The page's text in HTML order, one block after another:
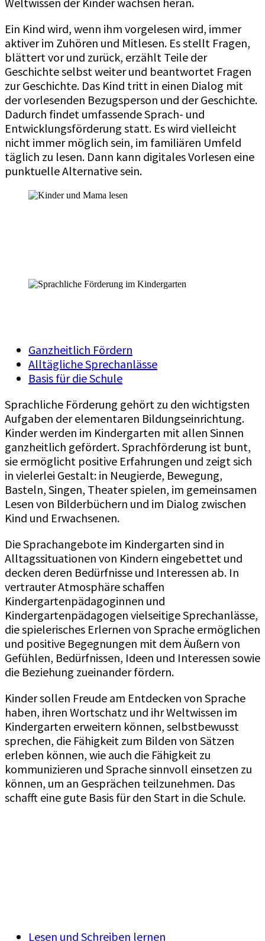
Ein Kind wird, wenn ihm vorgelesen wird, immer
aktiver im Zuhören und Mitlesen. Es stellt Fragen,
blättert vor und zurück, erzählt Teile der
Geschichte selbst weiter und beantwortet Fragen
zur Geschichte. Das Kind tritt in einen Dialog mit
der vorlesenden Bezugsperson und der Geschichte.
Dadurch findet umfassende Sprach- und
Entwicklungsförderung statt. Es wird vielleicht
nicht immer möglich sein, im familiären Umfeld
täglich zu lesen. Dann kann digitales Vorlesen eine
punktuelle Alternative sein.
Ganzheitlich Fördern
Alltägliche Sprechanlässe
Basis für die Schule
Sprachliche Förderung gehört zu den wichtigsten
Aufgaben der elementaren Bildungseinrichtung.
Kinder werden im Kindergarten mit allen Sinnen
ganzheitlich gefördert. Sprachförderung ist bunt,
sie ermöglicht positive Erfahrungen und zeigt sich
in vielerlei Gestalt: in Neugierde, Bewegung,
Basteln, Singen, Theater spielen, im gemeinsamen
Lesen von Bilderbüchern und im Dialog zwischen
Kind und Erwachsenen.
Die Sprachangebote im Kindergarten sind in
Alltagssituationen von Kindern eingebettet und
decken deren Bedürfnisse und Interessen ab. In
vertrauter Atmosphäre schaffen
Kindergartenpädagoginnen und
Kindergartenpädagogen vielseitige Sprechanlässe,
die spielerisches Erlernen von Sprache ermöglichen
und positive Begegnungen mit dem Äußern von
Gefühlen, Bedürfnissen, Ideen und Interessen sowie
die Beziehung zueinander fördern.
Kinder sollen Freude am Entdecken von Sprache
haben, ihren Wortschatz und ihr Weltwissen im
Kindergarten erweitern können, selbstbewusst
sprechen, die Fähigkeit zum Bilden von Sätzen
erleben können, wie auch die Fähigkeit zu
kommunizieren und Sprache sinnvoll einsetzen zu
können, um an Gesprächen teilzunehmen. Das
schafft eine gute Basis für den Start in die Schule.
Lesen und Schreiben lernen